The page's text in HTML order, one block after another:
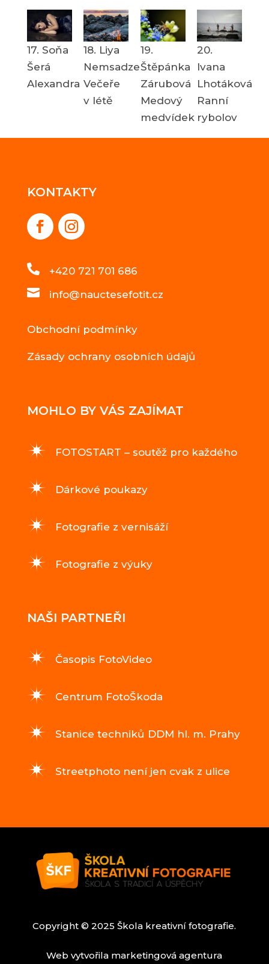
17. Soňa
Šerá
Alexandra
18. Liya
Nemsadze
Večeře
v létě
19.
Štěpánka
Zárubová
Medový
medvídek
20.
Ivana
Lhotáková
Ranní
rybolov
KONTAKTY
 +420 721 701 686
 info@nauctesefotit.cz
Obchodní podmínky
Zásady ochrany osobních údajů
MOHLO BY VÁS ZAJÍMAT
FOTOSTART – soutěž pro každého
Dárkové poukazy
Fotografie z vernisáží
Fotografie z výuky
NAŠI PARTNEŘI
Časopis FotoVideo
Centrum FotoŠkoda
Stanice techniků DDM hl. m. Prahy
Streetphoto není jen cvak z ulice
Copyright © 2025 Škola kreativní fotografie.
Web vytvořila marketingová agentura